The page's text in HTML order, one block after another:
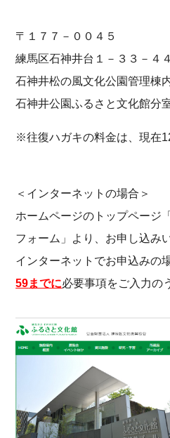
〒１７７－００４５
練馬区石神井台１－３３－４４
石神井松の風文化公園管理棟
石神井公園ふるさと文化館分
※往復ハガキの料金は、現在
＜インターネットの場合＞
ホームページのトップページ
フォーム」より、お申し込み
インターネットでお申込みの
59までに必要事項をご入力の